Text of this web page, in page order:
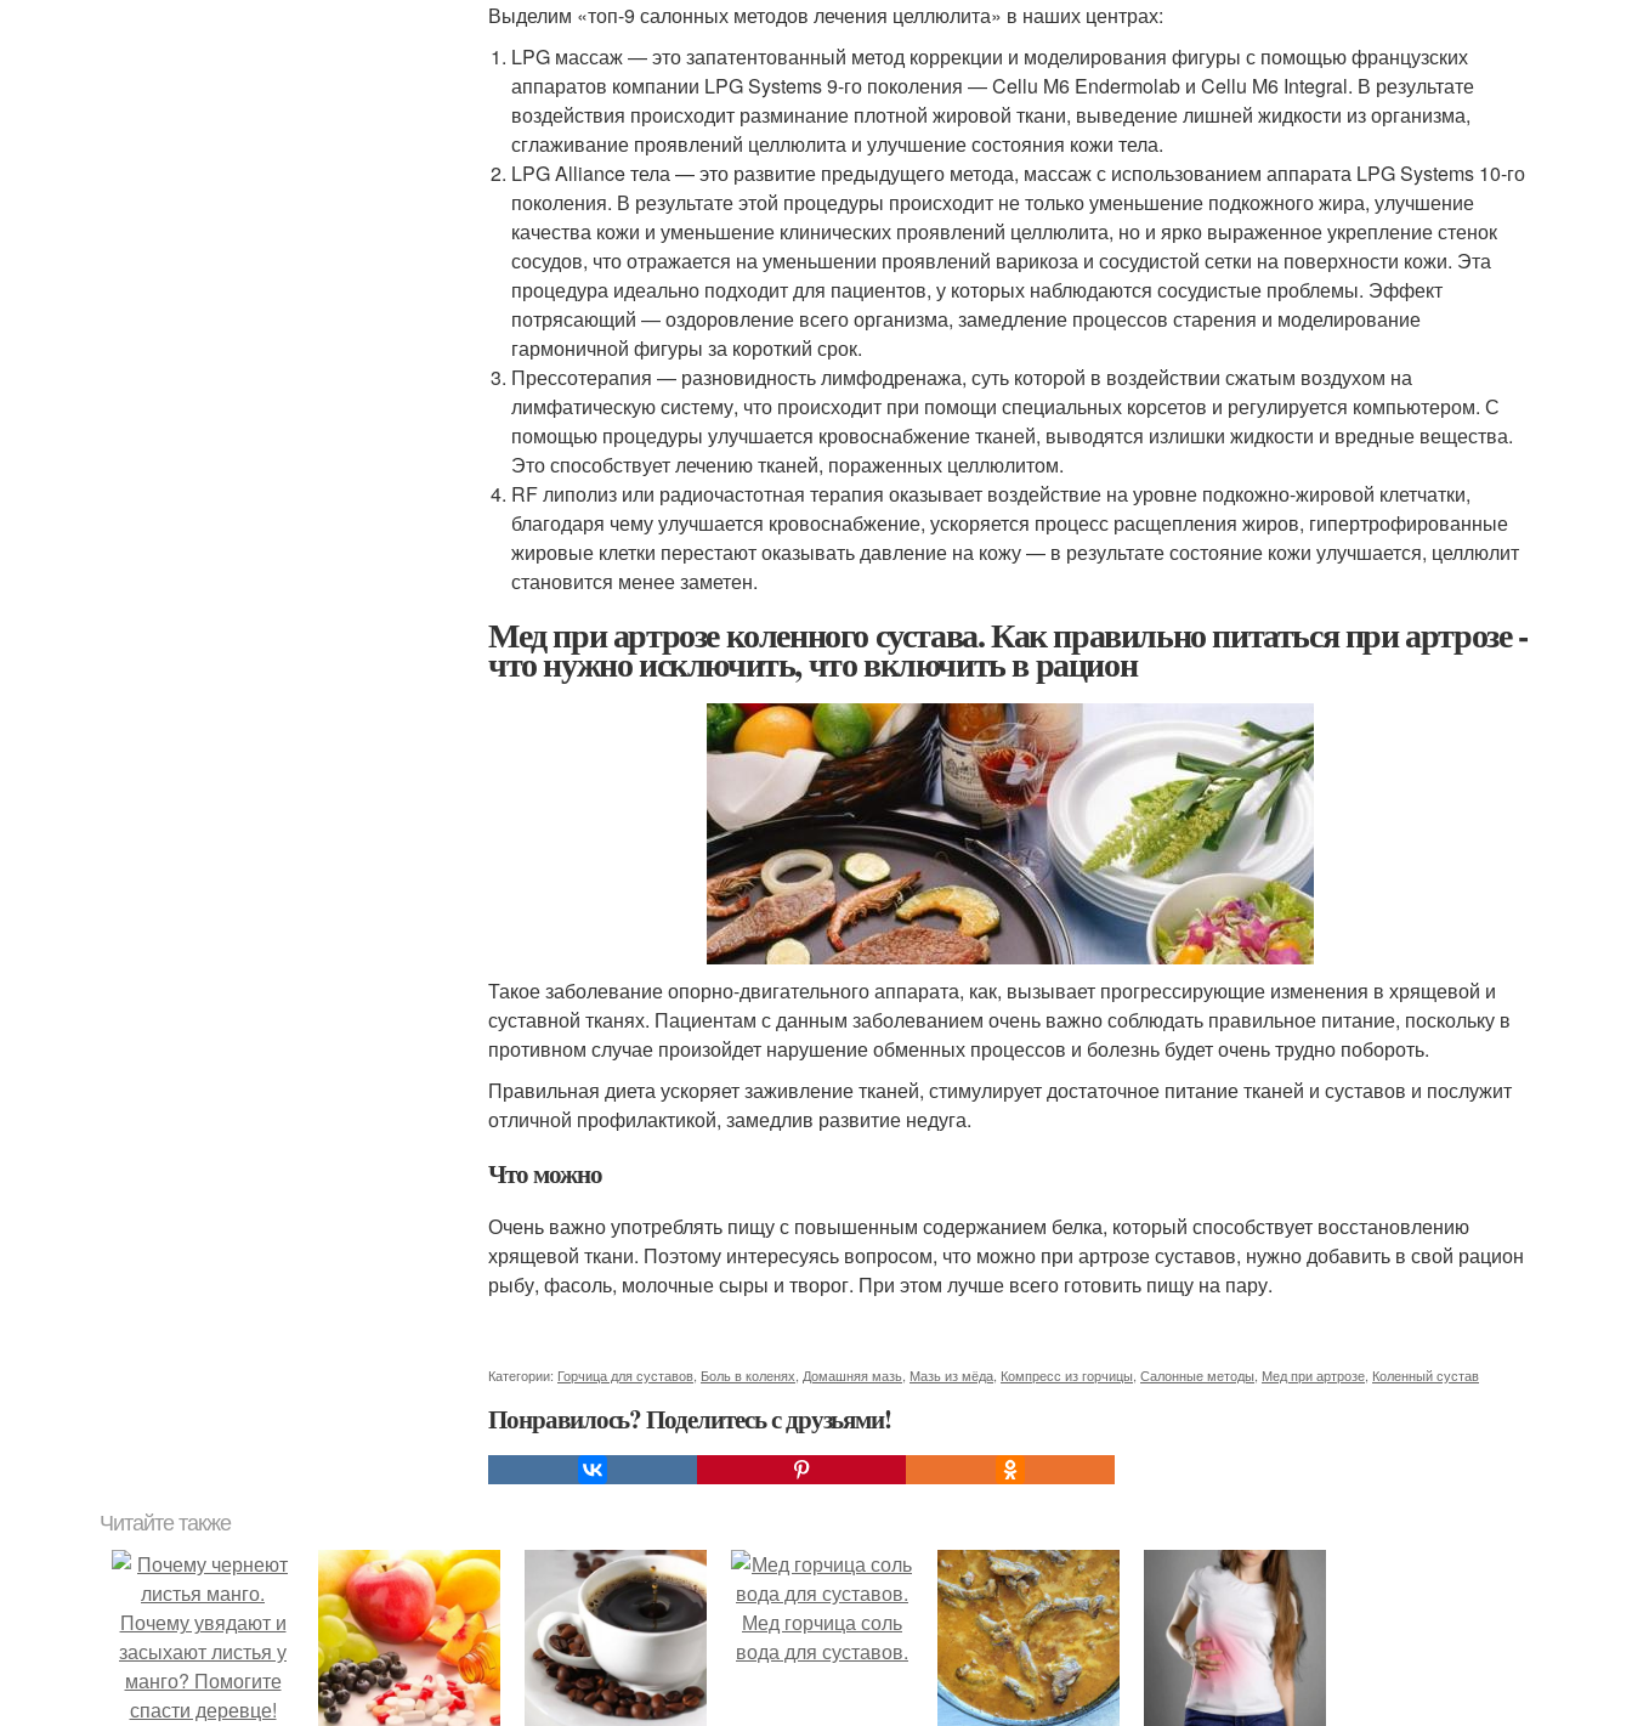
Выделим «топ-9 салонных методов лечения целлюлита» в наших центрах:
LPG массаж — это запатентованный метод коррекции и моделирования фигуры с помощью французских
аппаратов компании LPG Systems 9-го поколения — Cellu M6 Endermolab и Cellu M6 Integral. В результате
воздействия происходит разминание плотной жировой ткани, выведение лишней жидкости из организма,
сглаживание проявлений целлюлита и улучшение состояния кожи тела.
LPG Alliance тела — это развитие предыдущего метода, массаж с использованием аппарата LPG Systems 10-го
поколения. В результате этой процедуры происходит не только уменьшение подкожного жира, улучшение
качества кожи и уменьшение клинических проявлений целлюлита, но и ярко выраженное укрепление стенок
сосудов, что отражается на уменьшении проявлений варикоза и сосудистой сетки на поверхности кожи. Эта
процедура идеально подходит для пациентов, у которых наблюдаются сосудистые проблемы. Эффект
потрясающий — оздоровление всего организма, замедление процессов старения и моделирование
гармоничной фигуры за короткий срок.
Прессотерапия — разновидность лимфодренажа, суть которой в воздействии сжатым воздухом на
лимфатическую систему, что происходит при помощи специальных корсетов и регулируется компьютером. С
помощью процедуры улучшается кровоснабжение тканей, выводятся излишки жидкости и вредные вещества.
Это способствует лечению тканей, пораженных целлюлитом.
RF липолиз или радиочастотная терапия оказывает воздействие на уровне подкожно-жировой клетчатки,
благодаря чему улучшается кровоснабжение, ускоряется процесс расщепления жиров, гипертрофированные
жировые клетки перестают оказывать давление на кожу — в результате состояние кожи улучшается, целлюлит
становится менее заметен.
Мед при артрозе коленного сустава. Как правильно питаться при артрозе -
что нужно исключить, что включить в рацион
Такое заболевание опорно-двигательного аппарата, как, вызывает прогрессирующие изменения в хрящевой и
суставной тканях. Пациентам с данным заболеванием очень важно соблюдать правильное питание, поскольку в
противном случае произойдет нарушение обменных процессов и болезнь будет очень трудно побороть.
Правильная диета ускоряет заживление тканей, стимулирует достаточное питание тканей и суставов и послужит
отличной профилактикой, замедлив развитие недуга.
Что можно
Очень важно употреблять пищу с повышенным содержанием белка, который способствует восстановлению
хрящевой ткани. Поэтому интересуясь вопросом, что можно при артрозе суставов, нужно добавить в свой рацион
рыбу, фасоль, молочные сыры и творог. При этом лучше всего готовить пищу на пару.
Категории: Горчица для суставов Боль в коленях Домашняя мазь Мазь из мёда Компресс из горчицы Салонные методы Мед при артрозе Коленный сустав
Понравилось? Поделитесь с друзьями!
Читайте также
Мед горчица соль
вода для суставов.